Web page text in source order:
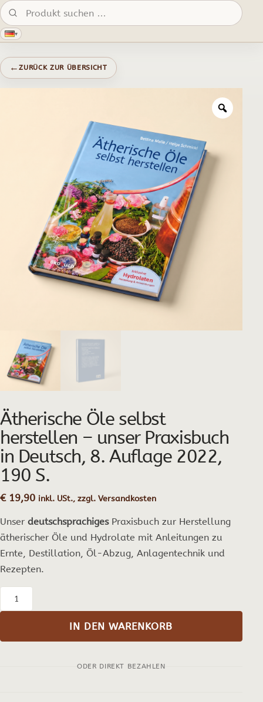
Produkte suchen:
▾
←ZURÜCK ZUR ÜBERSICHT
Ätherische Öle selbst
herstellen – unser Praxisbuch
in Deutsch, 8. Auflage 2022,
190 S.
€19,90 inkl. USt., zzgl. Versandkosten
Unser deutschsprachigesPraxisbuch zur Herstellung
ätherischer Öle und Hydrolate mit Anleitungen zu
Ernte, Destillation, Öl-Abzug, Anlagentechnik und
Rezepten.
selbst
IN DEN WARENKORB
ODER DIREKT BEZAHLEN